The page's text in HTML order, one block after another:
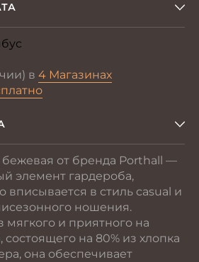
в 4 Магазинах
от бренда Porthall —
элемент гардероба,
вписывается в стиль casual и
ношения.
мягкого и приятного на
на 80% из хлопка
она обеспечивает